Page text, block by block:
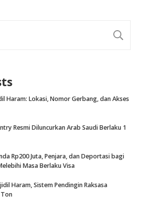
Haram: Lokasi, Nomor Gerbang, dan Akses
Resmi Diluncurkan Arab Saudi Berlaku 1
Rp200 Juta, Penjara, dan Deportasi bagi
Masa Berlaku Visa
Haram, Sistem Pendingin Raksasa